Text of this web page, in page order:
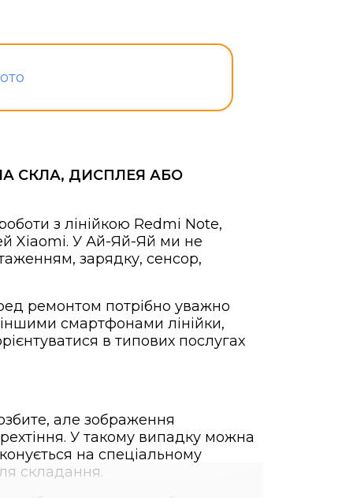
СКЛА, ДИСПЛЕЯ АБО
з лінійкою Redmi Note,
Xiaomi. У Ай-Яй-Яй ми не
зарядку, сенсор,
ремонтом потрібно уважно
смартфонами лінійки,
в типових послугах
але зображення
У такому випадку можна
на спеціальному
складання.